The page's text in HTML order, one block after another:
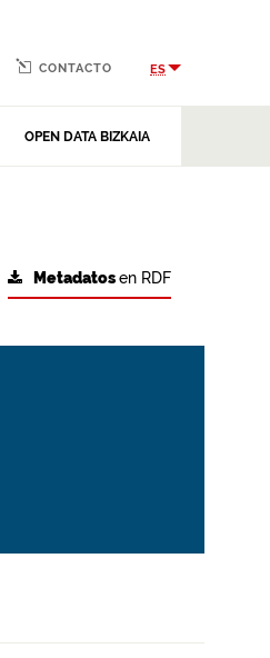
OPEN DATA BIZKAIA
CONTACTO ES
Metadatosen RDF